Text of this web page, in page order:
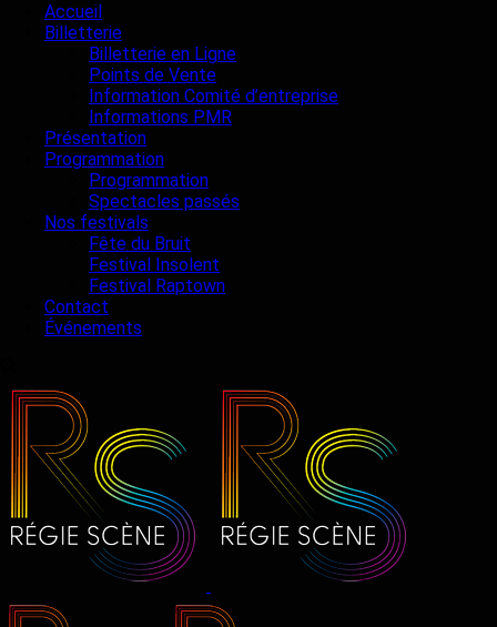
Accueil
Billetterie
Billetterie en Ligne
Points de Vente
Information Comité d’entreprise
Informations PMR
Présentation
Programmation
Programmation
Spectacles passés
Nos festivals
Fête du Bruit
Festival Insolent
Festival Raptown
Contact
Événements